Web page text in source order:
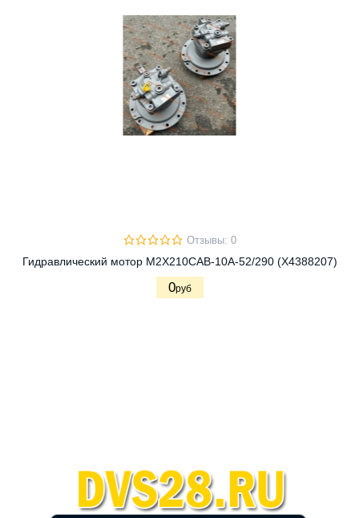
Отзывы: 0
Гидравлический мотор M2X210CAB-10A-52/290 (X4388207)
0руб